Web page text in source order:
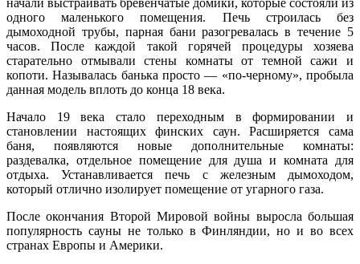
одного маленького помещения. Печь строилась без
дымоходной трубы, парная бани разогревалась в течение 5
часов. После каждой такой горячей процедуры хозяева
старательно отмывали стены комнаты от темной сажи и
копоти. Называлась банька просто — «по-черному», пробыла
данная модель вплоть до конца 18 века.
Начало 19 века стало переходным в формировании и
становлении настоящих финских саун. Расширяется сама
баня, появляются новые дополнительные комнаты:
раздевалка, отдельное помещение для душа и комната для
отдыха. Устанавливается печь с железным дымоходом,
который отлично изолирует помещение от угарного газа.
После окончания Второй Мировой войны выросла большая
популярность сауны не только в Финляндии, но и во всех
странах Европы и Америки.